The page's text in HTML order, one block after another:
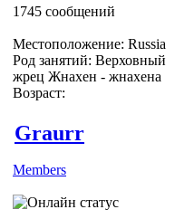
1745 сообщений
Местоположение: Russia
Род занятий: Верховный
жрец Жнахен - жнахена
Возраст:
Graurr
Members